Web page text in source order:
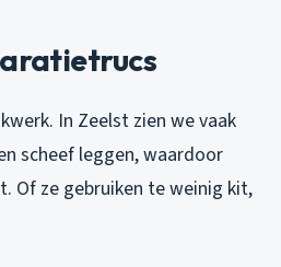
In Zeelst zien we vaak
scheef leggen, waardoor
Of ze gebruiken te weinig kit,